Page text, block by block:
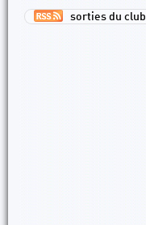
sorties du club